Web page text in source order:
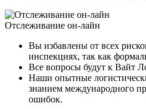
Отслеживание он-лайн
Вы избавлены от всех
инспекциях, так как
Все вопросы будут к Вайт
Наши опытные
знанием международного
ошибок.